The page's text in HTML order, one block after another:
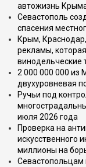
автожизнь
Севастополь
спасения
Крым,
рекламы,
винодельческие
2 000 000 000 из
двухуровневая
Ручьи под
июля 2026 года
Проверка на
искусственного
миллионы на
Севастопольцам